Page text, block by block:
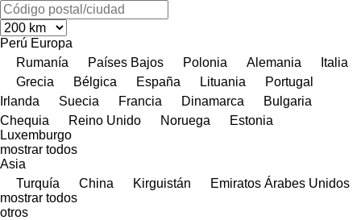
Perú Europa
Rumanía
Países Bajos Polonia Alemania
Italia
Grecia
Bélgica España Lituania
Portugal
Irlanda
Suecia Francia Dinamarca
Bulgaria
Chequia
Reino Unido Noruega
Estonia
Luxemburgo
mostrar todos
Asia
Turquía
China Kirguistán
Emiratos Árabes Unidos
mostrar todos
otros